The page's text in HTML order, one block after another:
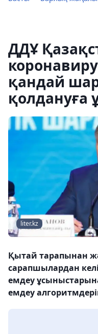
ДДҰ
қандай
қолдануға
liter.kz
Қытай тарапынан
сарапшылардан
емдеу
емдеу